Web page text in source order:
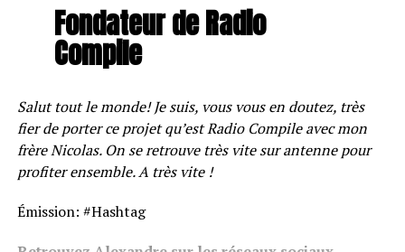
Fondateur de Radio
Compile
Salut tout le monde! Je suis, vous vous en doutez, très
fier de porter ce projet qu’est Radio Compile avec mon
frère Nicolas. On se retrouve très vite sur antenne pour
profiter ensemble. A très vite !
Émission: #Hashtag